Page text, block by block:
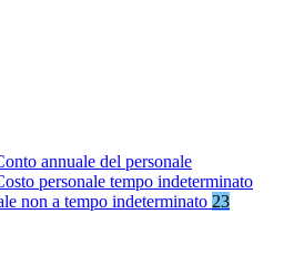
annuale del personale
personale tempo indeterminato
non a tempo indeterminato 23